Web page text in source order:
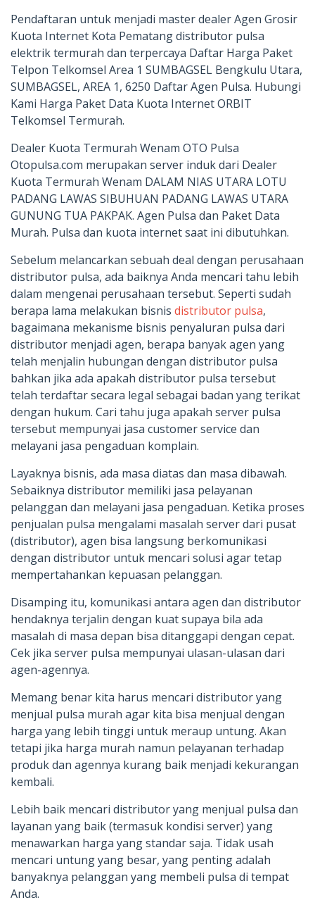
Pendaftaran untuk menjadi master dealer Agen Grosir
Kuota Internet Kota Pematang distributor pulsa
elektrik termurah dan terpercaya Daftar Harga Paket
Telpon Telkomsel Area 1 SUMBAGSEL Bengkulu Utara,
SUMBAGSEL, AREA 1, 6250 Daftar Agen Pulsa. Hubungi
Kami Harga Paket Data Kuota Internet ORBIT
Telkomsel Termurah.
Dealer Kuota Termurah Wenam OTO Pulsa
Otopulsa.com merupakan server induk dari Dealer
Kuota Termurah Wenam DALAM NIAS UTARA LOTU
PADANG LAWAS SIBUHUAN PADANG LAWAS UTARA
GUNUNG TUA PAKPAK. Agen Pulsa dan Paket Data
Murah. Pulsa dan kuota internet saat ini dibutuhkan.
Sebelum melancarkan sebuah deal dengan perusahaan
distributor pulsa, ada baiknya Anda mencari tahu lebih
dalam mengenai perusahaan tersebut. Seperti sudah
berapa lama melakukan bisnis distributor pulsa,
bagaimana mekanisme bisnis penyaluran pulsa dari
distributor menjadi agen, berapa banyak agen yang
telah menjalin hubungan dengan distributor pulsa
bahkan jika ada apakah distributor pulsa tersebut
telah terdaftar secara legal sebagai badan yang terikat
dengan hukum. Cari tahu juga apakah server pulsa
tersebut mempunyai jasa customer service dan
melayani jasa pengaduan komplain.
Layaknya bisnis, ada masa diatas dan masa dibawah.
Sebaiknya distributor memiliki jasa pelayanan
pelanggan dan melayani jasa pengaduan. Ketika proses
penjualan pulsa mengalami masalah server dari pusat
(distributor), agen bisa langsung berkomunikasi
dengan distributor untuk mencari solusi agar tetap
mempertahankan kepuasan pelanggan.
Disamping itu, komunikasi antara agen dan distributor
hendaknya terjalin dengan kuat supaya bila ada
masalah di masa depan bisa ditanggapi dengan cepat.
Cek jika server pulsa mempunyai ulasan-ulasan dari
agen-agennya.
Memang benar kita harus mencari distributor yang
menjual pulsa murah agar kita bisa menjual dengan
harga yang lebih tinggi untuk meraup untung. Akan
tetapi jika harga murah namun pelayanan terhadap
produk dan agennya kurang baik menjadi kekurangan
kembali.
Lebih baik mencari distributor yang menjual pulsa dan
layanan yang baik (termasuk kondisi server) yang
menawarkan harga yang standar saja. Tidak usah
mencari untung yang besar, yang penting adalah
banyaknya pelanggan yang membeli pulsa di tempat
Anda.